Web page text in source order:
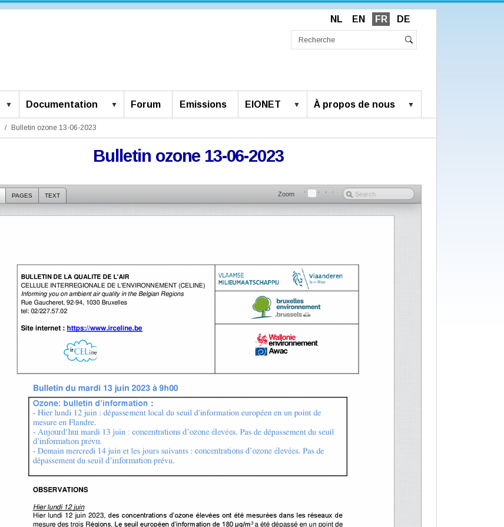
NL EN FR DE
Documentation Forum Emissions EIONET À propos de nous
Bulletin ozone 13-06-2023
Bulletin ozone 13-06-2023
PAGES TEXT Zoom